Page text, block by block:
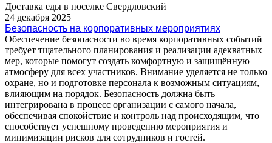
Доставка еды в поселке Свердловский
24 декабря 2025
Безопасность на корпоративных мероприятиях
Обеспечение безопасности во время корпоративных событий
требует тщательного планирования и реализации адекватных
мер, которые помогут создать комфортную и защищённую
атмосферу для всех участников. Внимание уделяется не только
охране, но и подготовке персонала к возможным ситуациям,
влияющим на порядок. Безопасность должна быть
интегрирована в процесс организации с самого начала,
обеспечивая спокойствие и контроль над происходящим, что
способствует успешному проведению мероприятия и
минимизации рисков для сотрудников и гостей.